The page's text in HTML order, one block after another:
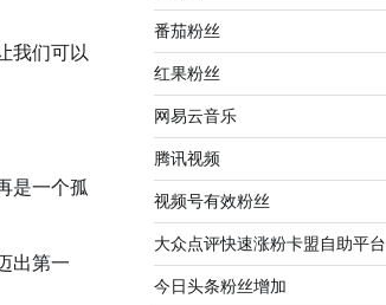
我们可以
是一个孤
出第一
番茄粉丝
红果粉丝
网易云音乐
腾讯视频
视频号有效粉丝
大众点评快速涨粉卡盟自助平台
今日头条粉丝增加